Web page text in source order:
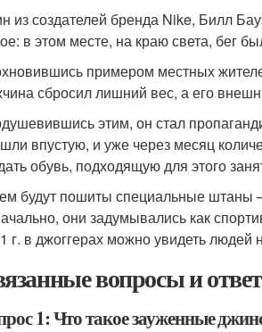
из создателей бренда Nike, Билл
в этом месте, на краю света, бег
примером местных
сбросил лишний вес, а его
этим, он стал
впустую, и уже через месяц
обувь, подходящую для этого
будут пошиты специальные штаны
они задумывались как
г. в джоггерах можно увидеть
вопросы и
1: Что такое зауженные